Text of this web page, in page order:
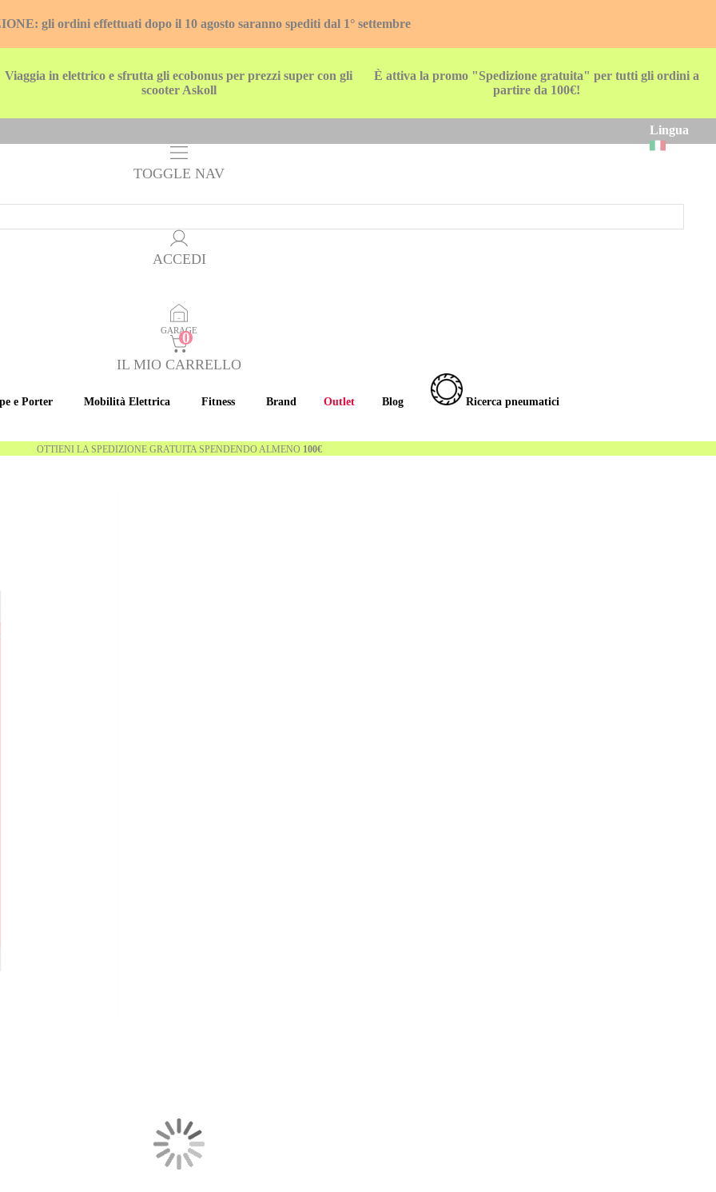
gli ordini effettuati dopo il 10 agosto saranno spediti dal 1° settembre
Viaggia in elettrico e sfrutta gli ecobonus per prezzi super con gli
scooter Askoll
È attiva la promo "Spedizione gratuita" per tutti gli ordini a
partire da 100€!
Lingua
TOGGLE NAV
ACCEDI
GARAGE
IL MIO CARRELLO
e Porter Mobilità Elettrica Fitness Brand Outlet Blog Ricerca pneumatici
OTTIENI LA SPEDIZIONE GRATUITA SPENDENDO ALMENO 100€